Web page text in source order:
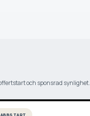
och sponsrad synlighet.